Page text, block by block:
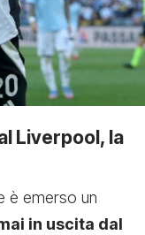
Liverpool, la
è emerso un
in uscita dal